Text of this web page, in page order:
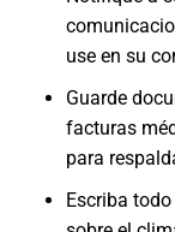
use en su
Guarde
facturas
para
Escriba